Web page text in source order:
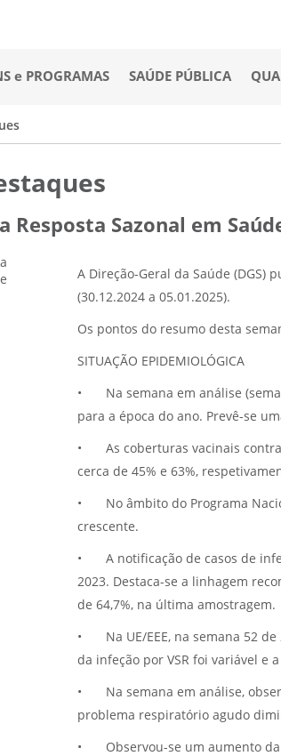
e PROGRAMAS SAÚDE PÚBLICA
Resposta Sazonal em
A Direção-Geral da Saúde (DGS)
(30.12.2024 a 05.01.2025).
Os pontos do resumo desta
SITUAÇÃO EPIDEMIOLÓGICA
•
Na semana em análise
para a época do ano. Prevê-se
•
As coberturas vacinais
cerca de 45% e 63%,
•
No âmbito do Programa
crescente.
•
A notificação de casos de
2023. Destaca-se a linhagem
de 64,7%, na última amostragem.
•
Na UE/EEE, na semana 52
da infeção por VSR foi variável e
•
Na semana em análise,
problema respiratório agudo
• Observou-se um aumento